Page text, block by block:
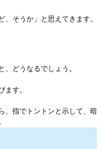
そうか」と思えてきます。
、どうなるでしょう。
ます。
、指でトントンと示して、暗